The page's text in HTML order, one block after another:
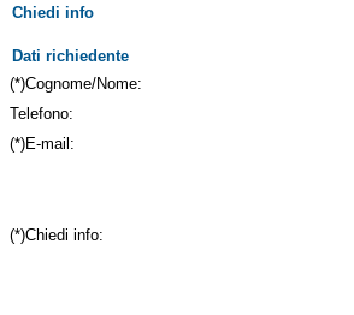
Chiedi info
Dati richiedente
(*)Cognome/Nome:
Telefono:
(*)E-mail:
(*)Chiedi info: